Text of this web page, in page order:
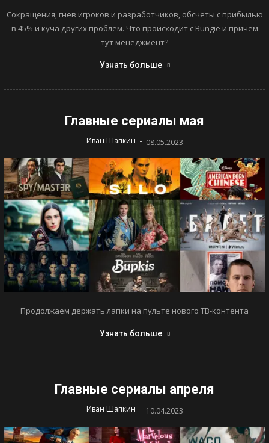
Сокращения, гнев игроков и разработчиков, обсчеты с прибылью
в 45% и куча других проблем. Что происходит с Bungie и причем
тут менеджмент?
Узнать больше
Главные сериалы мая
Иван Шапкин - 08.05.2023
Продолжаем держать лапки на пульте нового ТВ-контента
Узнать больше
Главные сериалы апреля
Иван Шапкин - 10.04.2023